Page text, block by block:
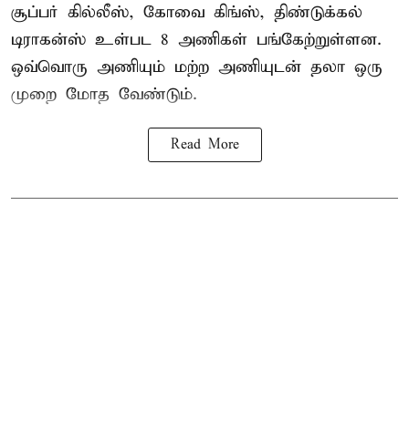
சூப்பர் கில்லீஸ், கோவை கிங்ஸ், திண்டுக்கல்
டிராகன்ஸ் உள்பட 8 அணிகள் பங்கேற்றுள்ளன.
ஒவ்வொரு அணியும் மற்ற அணியுடன் தலா ஒரு
முறை மோத வேண்டும்.
Read More